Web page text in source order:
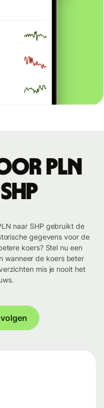
PLN
naar SHP gebruikt de
gegevens voor de
koers? Stel nu een
wanneer de koers beter
mis je nooit het